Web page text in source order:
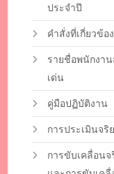
ประจำปี
คำสั่งที่เกี่ยวข้
รายชื่อพนักงา
เด่น
คู่มือปฏิบัติงาน
การประเมินจริ
การขับเคลื่อน